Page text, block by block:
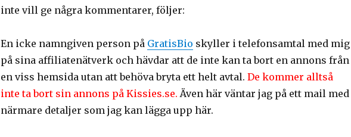
inte vill ge några kommentarer, följer:
En icke namngiven person på GratisBio skyller i telefonsamtal med mig
på sina affiliatenätverk och hävdar att de inte kan ta bort en annons från
en viss hemsida utan att behöva bryta ett helt avtal. De kommer alltså
inte ta bort sin annons på Kissies.se. Även här väntar jag på ett mail med
närmare detaljer som jag kan lägga upp här.